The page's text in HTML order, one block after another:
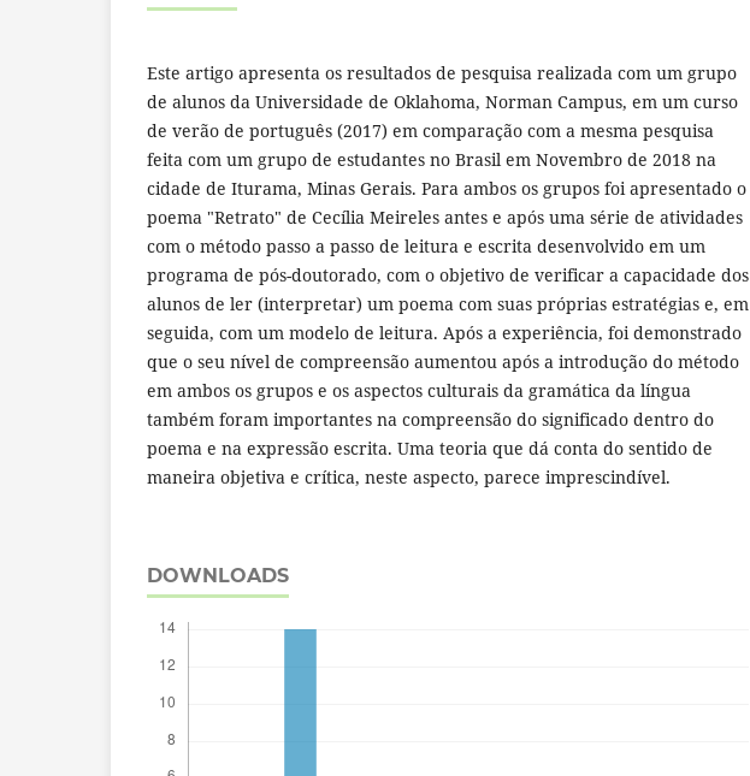
Este artigo apresenta os resultados de pesquisa realizada com um grupo
de alunos da Universidade de Oklahoma, Norman Campus, em um curso
de verão de português (2017) em comparação com a mesma pesquisa
feita com um grupo de estudantes no Brasil em Novembro de 2018 na
cidade de Iturama, Minas Gerais. Para ambos os grupos foi apresentado o
poema "Retrato" de Cecília Meireles antes e após uma série de atividades
com o método passo a passo de leitura e escrita desenvolvido em um
programa de pós-doutorado, com o objetivo de verificar a capacidade dos
alunos de ler (interpretar) um poema com suas próprias estratégias e, em
seguida, com um modelo de leitura. Após a experiência, foi demonstrado
que o seu nível de compreensão aumentou após a introdução do método
em ambos os grupos e os aspectos culturais da gramática da língua
também foram importantes na compreensão do significado dentro do
poema e na expressão escrita. Uma teoria que dá conta do sentido de
maneira objetiva e crítica, neste aspecto, parece imprescindível.
DOWNLOADS